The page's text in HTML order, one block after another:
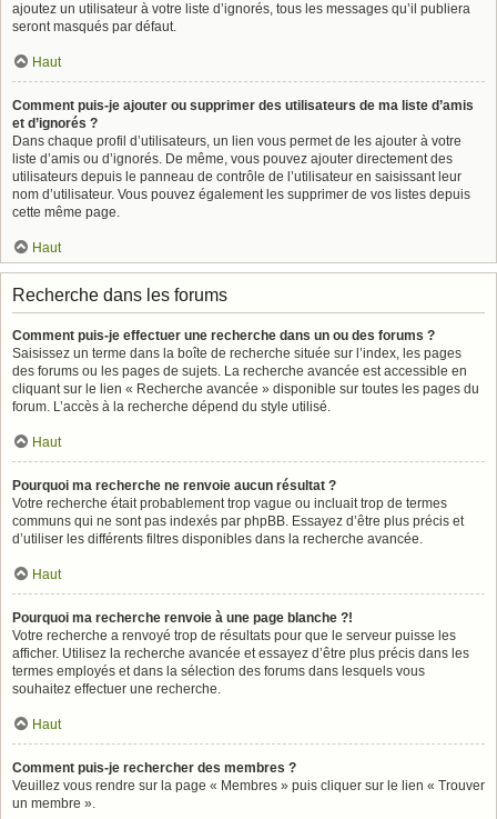
ajoutez un utilisateur à votre liste d’ignorés, tous les messages qu’il publiera
seront masqués par défaut.
Haut
Comment puis-je ajouter ou supprimer des utilisateurs de ma liste d’amis
et d’ignorés ?
Dans chaque profil d’utilisateurs, un lien vous permet de les ajouter à votre
liste d’amis ou d’ignorés. De même, vous pouvez ajouter directement des
utilisateurs depuis le panneau de contrôle de l’utilisateur en saisissant leur
nom d’utilisateur. Vous pouvez également les supprimer de vos listes depuis
cette même page.
Haut
Recherche dans les forums
Comment puis-je effectuer une recherche dans un ou des forums ?
Saisissez un terme dans la boîte de recherche située sur l’index, les pages
des forums ou les pages de sujets. La recherche avancée est accessible en
cliquant sur le lien « Recherche avancée » disponible sur toutes les pages du
forum. L’accès à la recherche dépend du style utilisé.
Haut
Pourquoi ma recherche ne renvoie aucun résultat ?
Votre recherche était probablement trop vague ou incluait trop de termes
communs qui ne sont pas indexés par phpBB. Essayez d’être plus précis et
d’utiliser les différents filtres disponibles dans la recherche avancée.
Haut
Pourquoi ma recherche renvoie à une page blanche ?!
Votre recherche a renvoyé trop de résultats pour que le serveur puisse les
afficher. Utilisez la recherche avancée et essayez d’être plus précis dans les
termes employés et dans la sélection des forums dans lesquels vous
souhaitez effectuer une recherche.
Haut
Comment puis-je rechercher des membres ?
Veuillez vous rendre sur la page « Membres » puis cliquer sur le lien « Trouver
un membre ».